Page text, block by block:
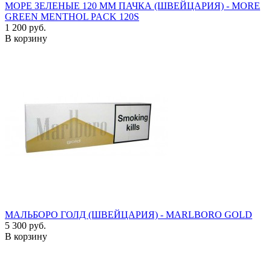
МОРЕ ЗЕЛЕНЫЕ 120 ММ ПАЧКА (ШВЕЙЦАРИЯ) - MORE
GREEN MENTHOL PACK 120S
1 200 руб.
В корзину
МАЛЬБОРО ГОЛД (ШВЕЙЦАРИЯ) - MARLBORO GOLD
5 300 руб.
В корзину